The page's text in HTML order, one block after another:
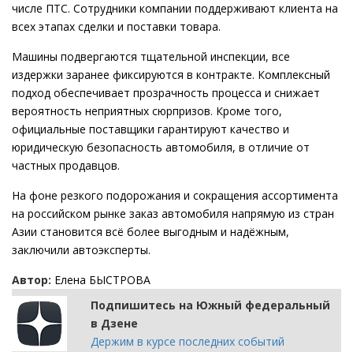
числе ПТС. Сотрудники компании поддерживают клиента на
всех этапах сделки и поставки товара.
Машины подвергаются тщательной инспекции, все
издержки заранее фиксируются в контракте. Комплексный
подход обеспечивает прозрачность процесса и снижает
вероятность неприятных сюрпризов. Кроме того,
официальные поставщики гарантируют качество и
юридическую безопасность автомобиля, в отличие от
частных продавцов.
На фоне резкого подорожания и сокращения ассортимента
на российском рынке заказ автомобиля напрямую из стран
Азии становится всё более выгодным и надёжным,
заключили автоэксперты.
Автор: Елена БЫСТРОВА
Подпишитесь на Южный федеральный
в Дзене
Держим в курсе последних событий